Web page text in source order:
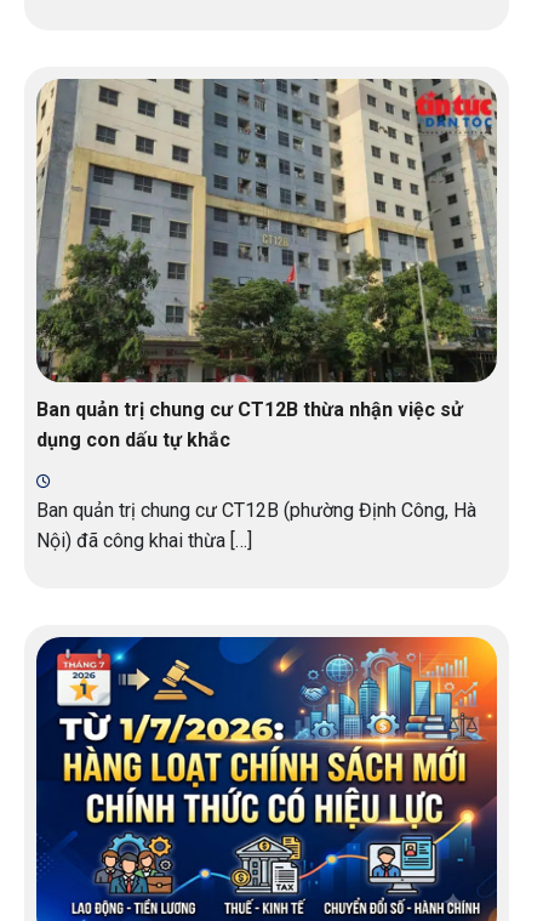
Ban quản trị chung cư CT12B thừa nhận việc sử
dụng con dấu tự khắc
Ban quản trị chung cư CT12B (phường Định Công, Hà
Nội) đã công khai thừa […]